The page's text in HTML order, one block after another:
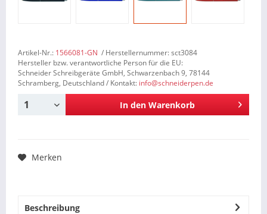
Artikel-Nr.: 1566081-GN / Herstellernummer: sct3084
Hersteller bzw. verantwortliche Person für die EU:
Schneider Schreibgeräte GmbH, Schwarzenbach 9, 78144
Schramberg, Deutschland / Kontakt: info@schneiderpen.de
In den Warenkorb
Merken
Beschreibung